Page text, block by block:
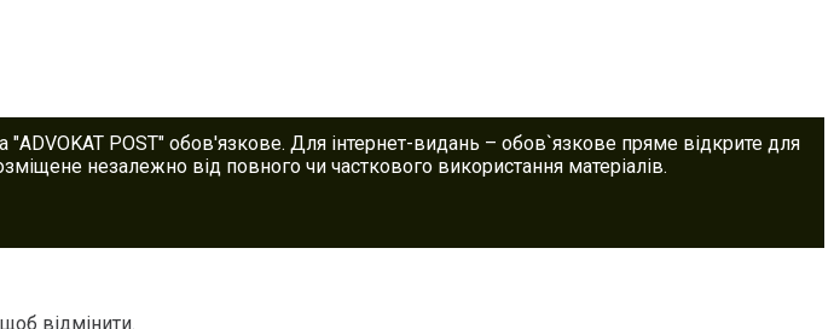
"ADVOKAT POST" обов'язкове. Для інтернет-видань – обов`язкове пряме відкрите для
незалежно від повного чи часткового використання матеріалів.
відмінити.